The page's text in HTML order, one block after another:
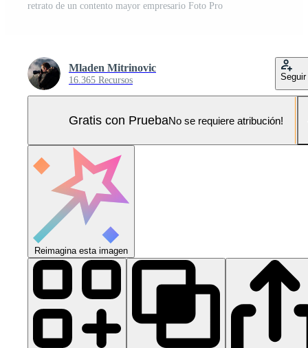
retrato de un contento mayor empresario Foto Pro
Mladen Mitrinovic
16.365 Recursos Seguir
Gratis con PruebaNo se requiere atribución!
Reimagina esta imagen